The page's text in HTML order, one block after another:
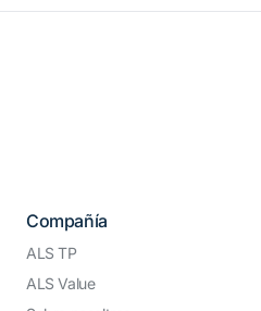
Compañía
ALS TP
ALS Value